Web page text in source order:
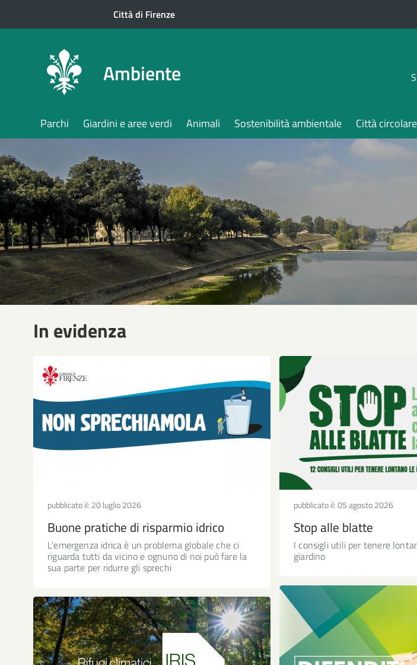
Città di Firenze
Ambiente
Parchi Giardini e aree verdi Animali Sostenibilità ambientale Città circolare
In evidenza
pubblicato il: 20 luglio 2026
Buone pratiche di risparmio idrico
L'emergenza idrica è un problema globale che ci
riguarda tutti da vicino e ognuno di noi può fare la
sua parte per ridurre gli sprechi
pubblicato il:05 agosto 2026
Stop alle blatte
I consigli utili per tenere
giardino